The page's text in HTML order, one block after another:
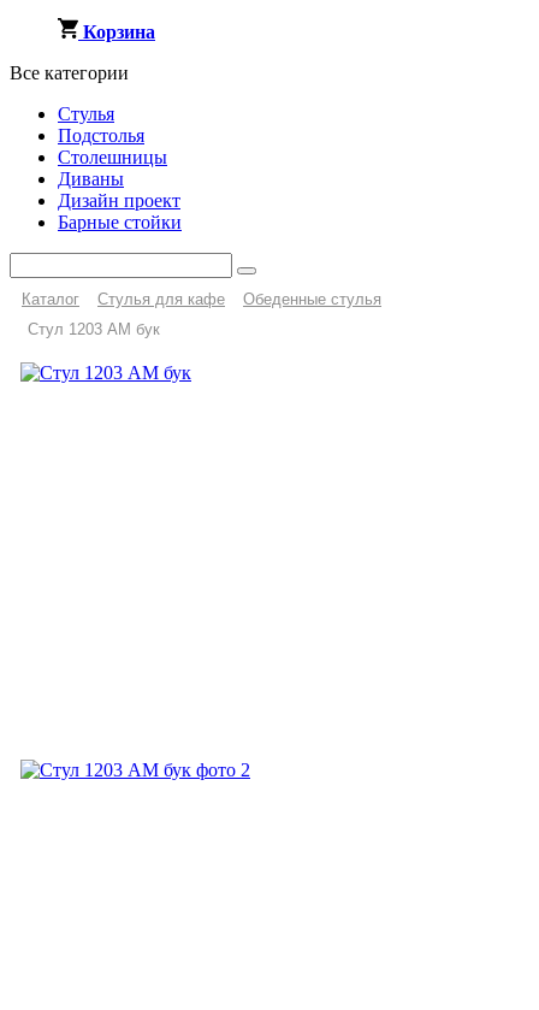
Корзина
Все категории
Стулья
Подстолья
Столешницы
Диваны
Дизайн проект
Барные стойки
Каталог Стулья для кафе
Обеденные стулья
Стул 1203 AM бук